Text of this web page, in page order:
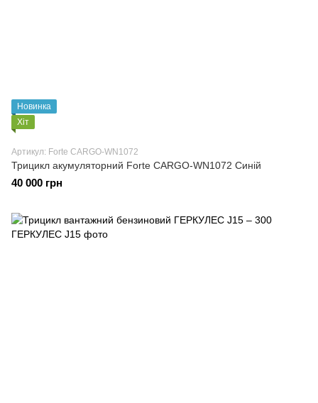
Новинка
Хіт
Артикул: Forte CARGO-WN1072
Трицикл акумуляторний Forte CARGO-WN1072 Синій
40 000 грн